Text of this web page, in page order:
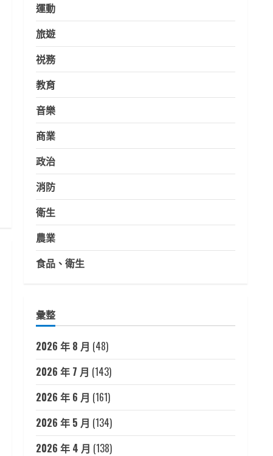
運動
旅遊
祱務
教育
音樂
商業
政治
消防
衛生
農業
食品、衛生
彙整
2026 年 8 月 (48)
2026 年 7 月 (143)
2026 年 6 月 (161)
2026 年 5 月 (134)
2026 年 4 月 (138)